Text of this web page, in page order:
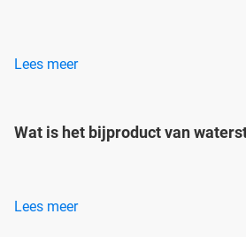
Lees meer
Wat is het bijproduct van
Lees meer